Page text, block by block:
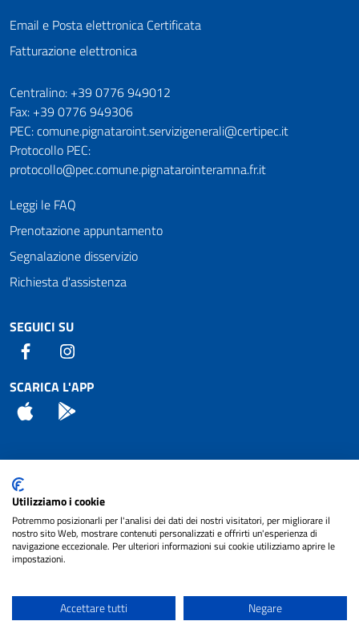
Email e Posta elettronica Certificata
Fatturazione elettronica
Numeri utili
Centralino: +39 0776 949012
Fax: +39 0776 949306
PEC: comune.pignataroint.servizigenerali@certipec.it
Protocollo PEC:
protocollo@pec.comune.pignatarointeramna.fr.it
Leggi le FAQ
Prenotazione appuntamento
Segnalazione disservizio
Richiesta d'assistenza
SEGUICI SU
Facebook
SCARICA L'APP
App Store
Attuazione Misure PNRR
Piano di miglioramento del sito
Note legali
cura diNET SMART
Utilizziamo i cookie
Potremmo posizionarli per l'analisi dei dati dei nostri visitatori, per migliorare il
nostro sito Web, mostrare contenuti personalizzati e offrirti un'esperienza di
navigazione eccezionale. Per ulteriori informazioni sui cookie utilizziamo aprire le
impostazioni.
Accettare tutti Negare